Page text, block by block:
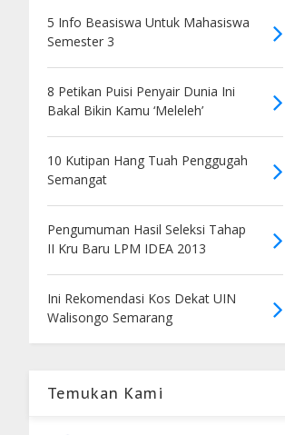
5 Info Beasiswa Untuk Mahasiswa
Semester 3
8 Petikan Puisi Penyair Dunia Ini
Bakal Bikin Kamu ‘Meleleh’
10 Kutipan Hang Tuah Penggugah
Semangat
Pengumuman Hasil Seleksi Tahap
II Kru Baru LPM IDEA 2013
Ini Rekomendasi Kos Dekat UIN
Walisongo Semarang
Temukan Kami